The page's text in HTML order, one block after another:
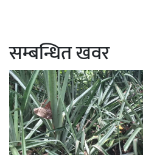
सम्बन्धित खवर